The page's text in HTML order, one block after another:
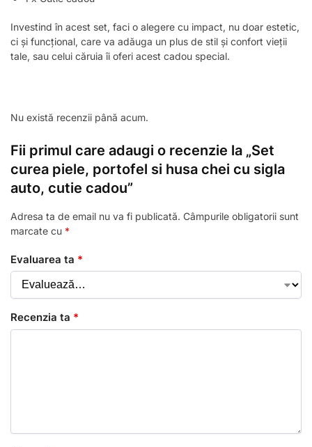
Investind în acest set, faci o alegere cu impact, nu doar estetic,
ci și funcțional, care va adăuga un plus de stil și confort vieții
tale, sau celui căruia îi oferi acest cadou special.
Nu există recenzii până acum.
Fii primul care adaugi o recenzie la „Set
curea piele, portofel si husa chei cu sigla
auto, cutie cadou”
Adresa ta de email nu va fi publicată. Câmpurile obligatorii sunt
marcate cu *
Evaluarea ta *
Recenzia ta *